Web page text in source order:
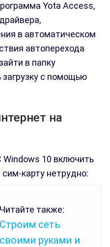
Yota Access,
в автоматическом
автоперехода
в папку
загрузку с помощью
на
10 включить
карту нетрудно:
Читайте также:
Строим сеть
своими руками и